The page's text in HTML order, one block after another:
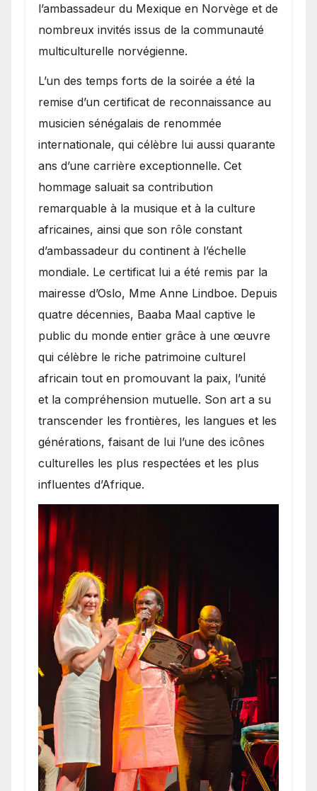
l’ambassadeur du Mexique en Norvège et de
nombreux invités issus de la communauté
multiculturelle norvégienne.
​L’un des temps forts de la soirée a été la
remise d’un certificat de reconnaissance au
musicien sénégalais de renommée
internationale, qui célèbre lui aussi quarante
ans d’une carrière exceptionnelle. Cet
hommage saluait sa contribution
remarquable à la musique et à la culture
africaines, ainsi que son rôle constant
d’ambassadeur du continent à l’échelle
mondiale. Le certificat lui a été remis par la
mairesse d’Oslo, Mme Anne Lindboe. Depuis
quatre décennies, Baaba Maal captive le
public du monde entier grâce à une œuvre
qui célèbre le riche patrimoine culturel
africain tout en promouvant la paix, l’unité
et la compréhension mutuelle. Son art a su
transcender les frontières, les langues et les
générations, faisant de lui l’une des icônes
culturelles les plus respectées et les plus
influentes d’Afrique.